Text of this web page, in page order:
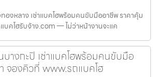
องหลาง เช่าแบคโฮพร้อมคนขับมืออาชีพ ราคาคุ้ม
คโฮรับจ้าง.com — ไม่ว่าหน้างานจะแค
างกะปิ เช่าแบคโฮพร้อมคนขับมือ
จองคิวที่ www.รถแบคโฮ